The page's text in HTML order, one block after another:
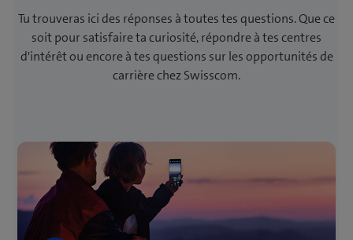
Tu trouveras ici des réponses à toutes tes questions. Que ce
soit pour satisfaire ta curiosité, répondre à tes centres
d'intérêt ou encore à tes questions sur les opportunités de
carrière chez Swisscom.